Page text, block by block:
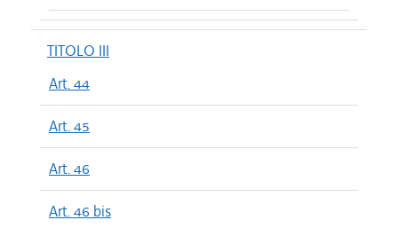
TITOLO III
Art. 44
Art. 45
Art. 46
Art. 46 bis